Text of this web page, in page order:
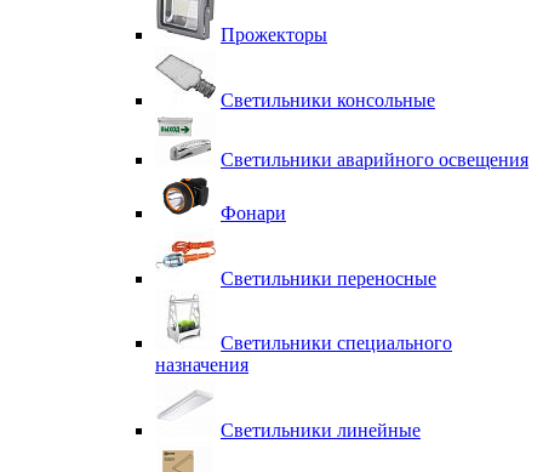
Прожекторы
Светильники консольные
Светильники аварийного освещения
Фонари
Светильники переносные
Светильники специального
назначения
Светильники линейные